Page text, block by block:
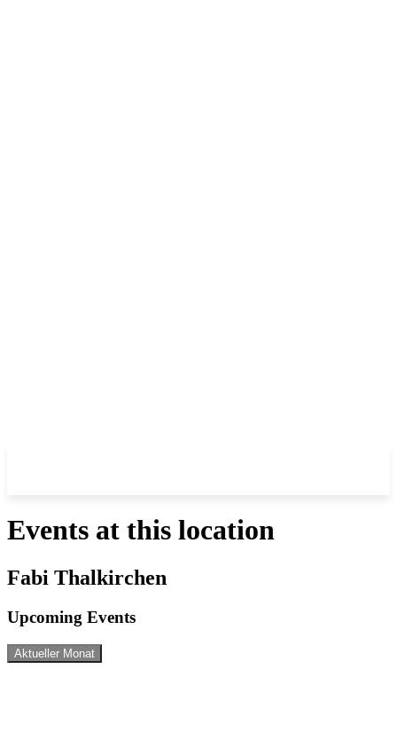
Events at this location
Fabi Thalkirchen
Upcoming Events
Aktueller Monat